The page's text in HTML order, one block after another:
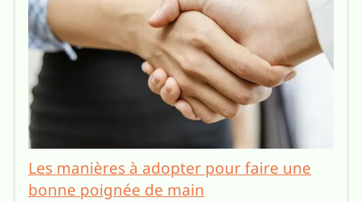
Les manières à adopter pour faire une
bonne poignée de main